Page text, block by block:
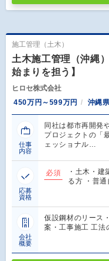
施工管理（土木）
土木施工管理（沖縄
始まりを担う】
ヒロセ株式会社
450万円～599万円
沖縄
仕事
内容
同社は都市再開発
プロジェクトの「
ェッショナル…
応募
資格
必須
・土木・
る方 ・普
会社
概要
仮設鋼材のリース
案・工事施工 工法